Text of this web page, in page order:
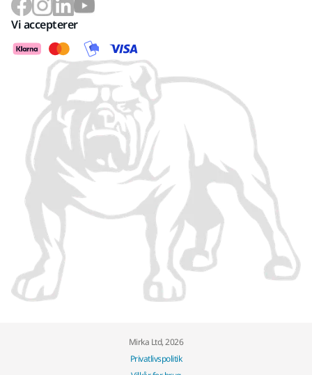
Vi accepterer
Mirka Ltd, 2026
Privatlivspolitik